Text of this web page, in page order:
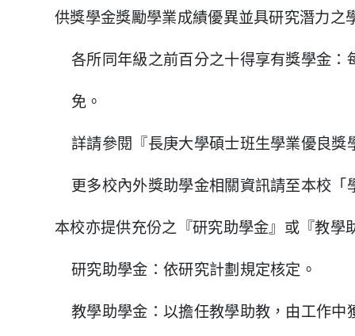
供獎學金獎勵學業成績優異並具研究潛力之
各所同年級之前百分之十得享有獎學金：
免。
詳請參閱『長庚大學碩士班生學業優良獎
更多校內外獎助學金相關資訊請至本校「
本校亦提供充份之『研究助學金』或『教學
研究助學金：依研究計劃規定核定。
教學助學金：以擔任教學助教，由工作中